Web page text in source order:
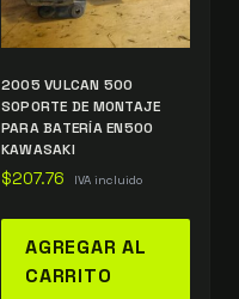
2005 VULCAN 500
SOPORTE DE MONTAJE
PARA BATERÍA EN500
KAWASAKI
$207.76 IVA incluido
AGREGAR AL
CARRITO